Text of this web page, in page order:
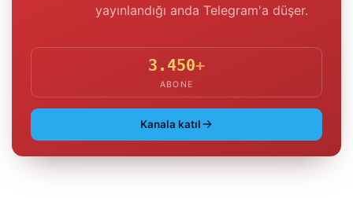
yayınlandığı anda Telegram'a düşer.
3.450+
ABONE
Kanala katıl